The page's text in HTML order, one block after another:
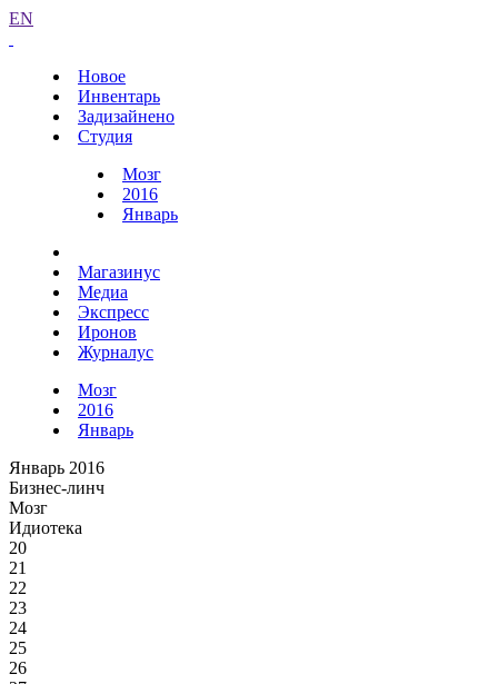
EN
Новое
Инвентарь
Задизайнено
Студия
Мозг
2016
Январь
Магазинус
Медиа
Экспресс
Иронов
Журналус
Мозг
2016
Январь
Январь 2016
Бизнес-линч
Мозг
Идиотека
20
21
22
23
24
25
26